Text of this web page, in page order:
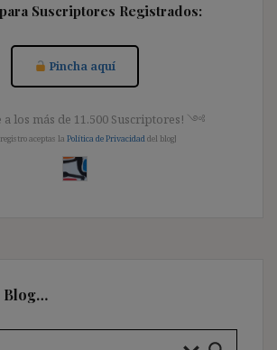
Suscriptores Registrados:
Pincha aquí
los más de 11.500 Suscriptores! ༺
aceptas la Política de Privacidad del blog]
Blog…